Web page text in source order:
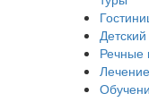
Речные
Лечение